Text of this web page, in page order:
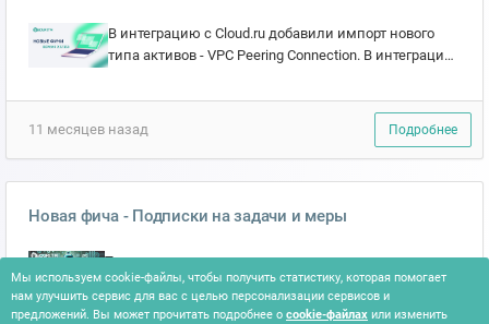
В интеграцию с Cloud.ru добавили импорт нового
типа активов - VPC Peering Connection. В интеграции
теперь...
11 месяцев назад
Подробнее
Новая фича - Подписки на задачи и меры
Теперь пользователь может нажать на
колокольчик и подписаться на интересующую его
задачу или защитную меру в , получать
Мы используем cookie-файлы, чтобы получить статистику, которая помогает
нам улучшить сервис для вас с целью персонализации сервисов и
предложений. Вы может прочитать подробнее о cookie-файлах или изменить